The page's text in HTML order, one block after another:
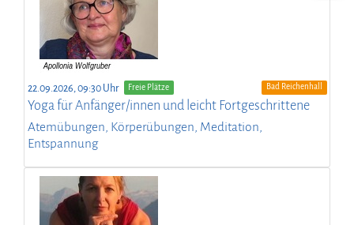
22.09.2026, 09:30 Uhr Freie Plätze Bad Reichenhall
Yoga für Anfänger/innen und leicht Fortgeschrittene
Atemübungen, Körperübungen, Meditation,
Entspannung